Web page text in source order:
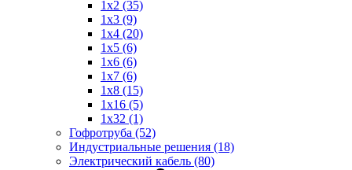
1x2 (35)
1x3 (9)
1x4 (20)
1x5 (6)
1x6 (6)
1x7 (6)
1x8 (15)
1x16 (5)
1x32 (1)
Гофротруба (52)
Индустриальные решения (18)
Электрический кабель (80)